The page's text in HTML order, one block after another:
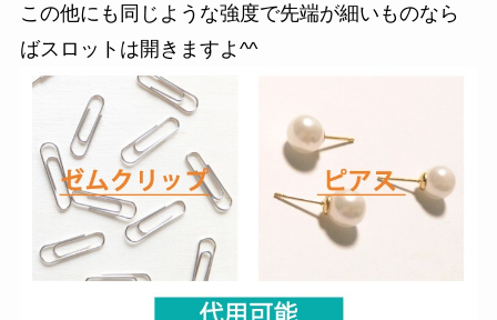
この他にも同じような強度で先端が細いものなら
ばスロットは開きますよ^^